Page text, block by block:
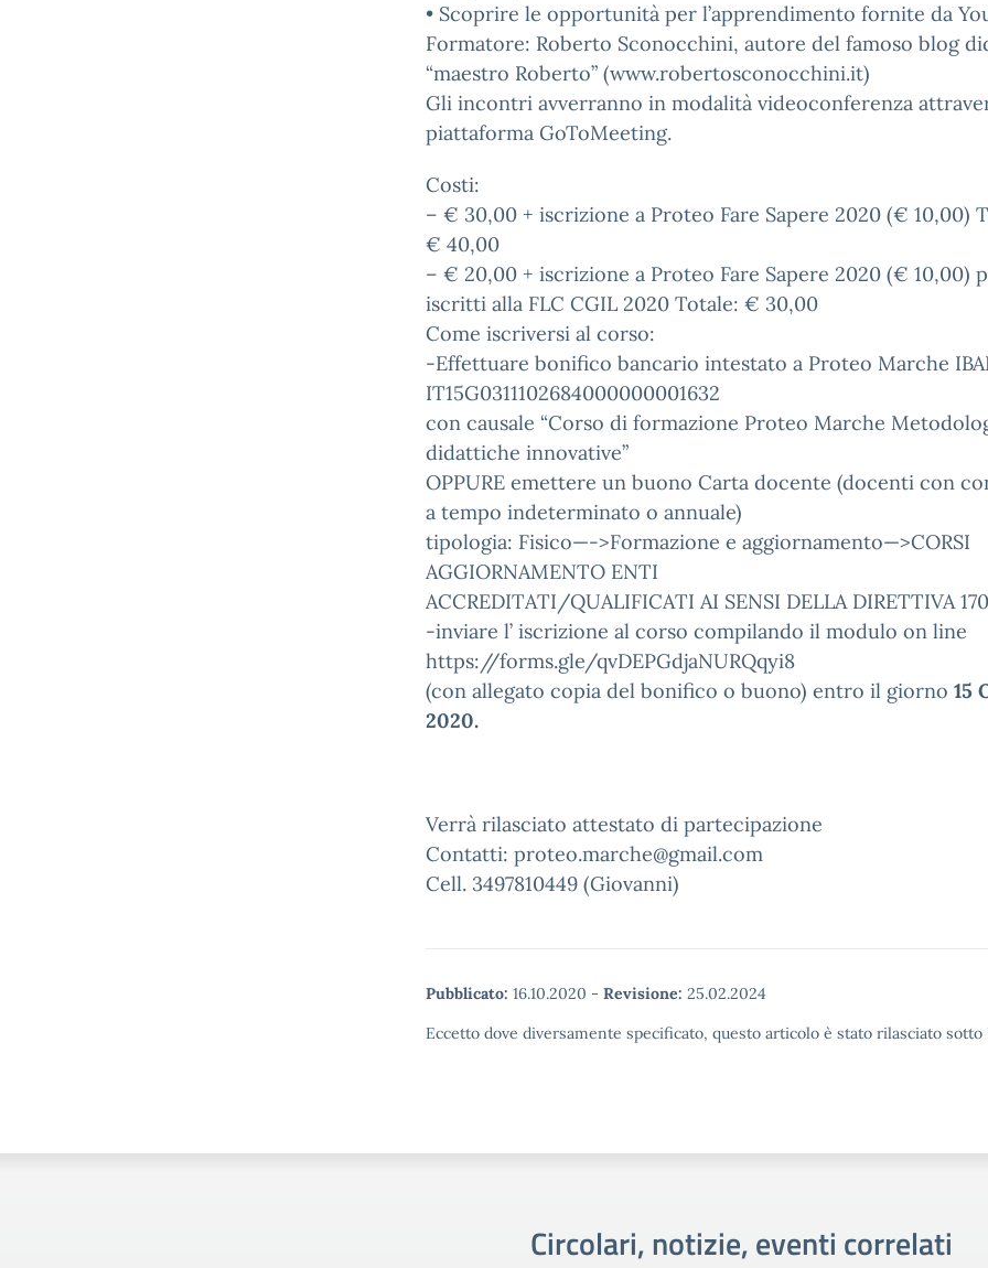
• Scoprire le opportunità per l’apprendimento fornite da
Formatore: Roberto Sconocchini, autore del famoso blog
“maestro Roberto” (www.robertosconocchini.it)
Gli incontri avverranno in modalità videoconferenza
piattaforma GoToMeeting.
Costi:
– € 30,00 + iscrizione a Proteo Fare Sapere 2020 (€ 10,00)
€ 40,00
– € 20,00 + iscrizione a Proteo Fare Sapere 2020 (€ 10,00)
iscritti alla FLC CGIL 2020 Totale: € 30,00
Come iscriversi al corso:
-Effettuare bonifico bancario intestato a Proteo Marche
IT15G0311102684000000001632
con causale “Corso di formazione Proteo Marche
didattiche innovative”
OPPURE emettere un buono Carta docente (docenti con
a tempo indeterminato o annuale)
tipologia: Fisico—->Formazione e aggiornamento—>CORSI
AGGIORNAMENTO ENTI
ACCREDITATI/QUALIFICATI AI SENSI DELLA DIRETTIVA
-inviare l’ iscrizione al corso compilando il modulo on line
https://forms.gle/qvDEPGdjaNURQqyi8
(con allegato copia del bonifico o buono) entro il giorno 15
2020.
Verrà rilasciato attestato di partecipazione
Contatti: proteo.marche@gmail.com
Cell. 3497810449 (Giovanni)
Pubblicato: 16.10.2020 - Revisione: 25.02.2024
Eccetto dove diversamente specificato, questo articolo è stato rilasciato
Circolari, notizie, eventi correlati